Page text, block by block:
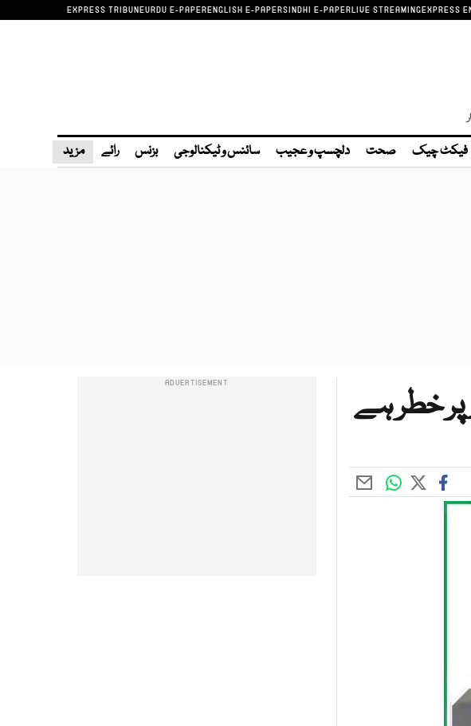
EXPRESS TRIBUNEURDU E-PAPERENGLISH E-PAPERSINDHI E-PAPERLIVE STREAMINGEXPRESS
فیکٹ چیک صحت دلچسپ و عجیب سائنس و ٹیکنالوجی بزنس رائے مزید
پر خطر ہے